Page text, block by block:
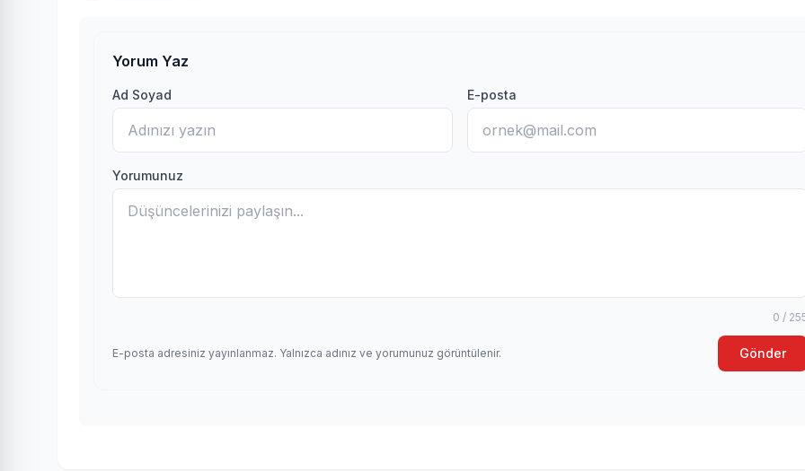
Yorum Yaz
Ad Soyad E-posta
Yorumunuz
0 /
E-posta adresiniz yayınlanmaz. Yalnızca adınız ve yorumunuz görüntülenir. Gönder